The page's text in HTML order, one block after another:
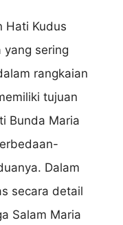
Hati Kudus
yang sering
rangkaian
tujuan
Bunda Maria
Dalam
secara detail
Salam Maria